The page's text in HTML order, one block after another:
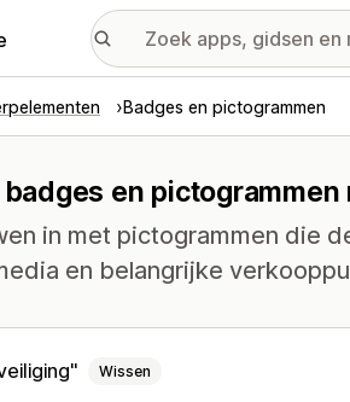
Badges en pictogrammen
en
in met pictogrammen die
en belangrijke
Wissen